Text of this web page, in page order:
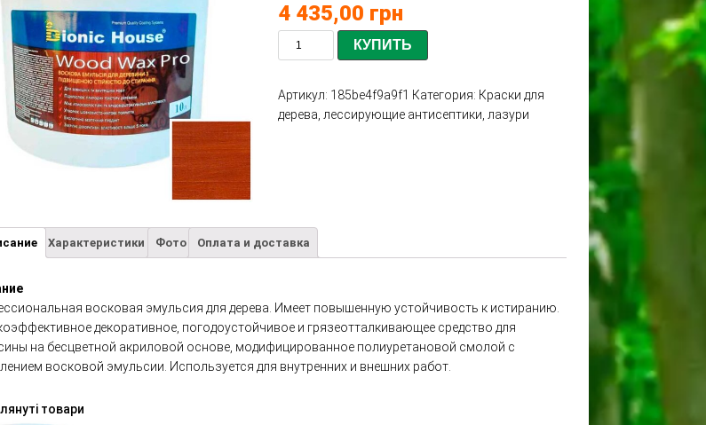
4 435,00 грн
КУПИТЬ
Артикул: 185be4f9a9f1 Категория: Краски для
дерева, лессирующие антисептики, лазури
Характеристики Фото Оплата и доставка
восковая эмульсия для дерева. Имеет повышенную устойчивость к истиранию.
декоративное, погодоустойчивое и грязеотталкивающее средство для
на бесцветной акриловой основе, модифицированное полиуретановой смолой с
восковой эмульсии. Используется для внутренних и внешних работ.
товари